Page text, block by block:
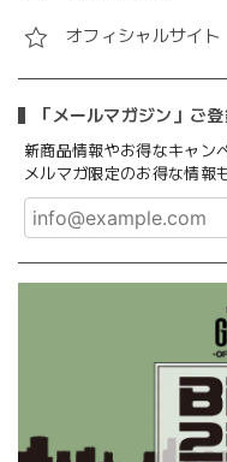
オフィシャルサイト
「メールマガジン」ご
新商品情報やお得なキャン
メルマガ限定のお得な情報